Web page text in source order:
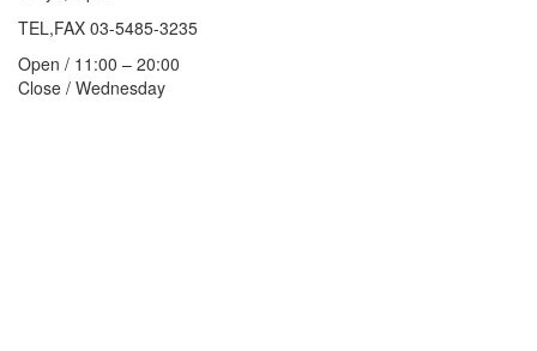
TEL,FAX 03-5485-3235
Open / 11:00 – 20:00
Close / Wednesday